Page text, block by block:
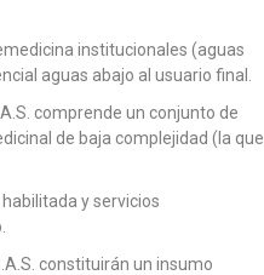
institucionales (aguas
aguas abajo al usuario final.
comprende un conjunto de
de baja complejidad (la que
y servicios
constituirán un insumo